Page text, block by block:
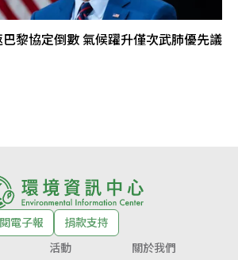
黎協定倒數 氣候躍升僅次武肺優先議
電子報
捐款支持
活動
關於我們